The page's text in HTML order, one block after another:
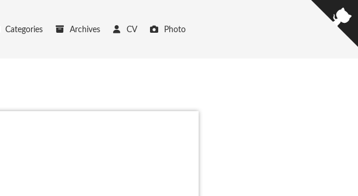
Categories Archives CV Photo